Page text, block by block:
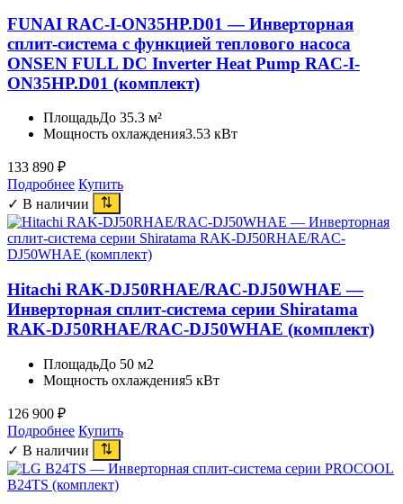
FUNAI RAC-I-ON35HP.D01 — Инверторная
сплит-система с функцией теплового насоса
ONSEN FULL DC Inverter Heat Pump RAC-I-
ON35HP.D01 (комплект)
ПлощадьДо 35.3 м²
Мощность охлаждения3.53 кВт
133 890 ₽
Подробнее Купить
✓ В наличии
Hitachi RAK-DJ50RHAE/RAC-DJ50WHAE —
Инверторная сплит-система серии Shiratama
RAK-DJ50RHAE/RAC-DJ50WHAE (комплект)
ПлощадьДо 50 м2
Мощность охлаждения5 кВт
126 900 ₽
Подробнее Купить
✓ В наличии